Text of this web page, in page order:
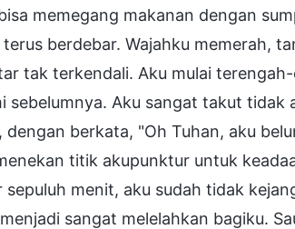
memegang makanan dengan
berdebar. Wajahku memerah,
tak terkendali. Aku mulai
sebelumnya. Aku sangat takut
dengan berkata, "Oh Tuhan, aku
titik akupunktur untuk
sepuluh menit, aku sudah tidak
sangat melelahkan bagiku.